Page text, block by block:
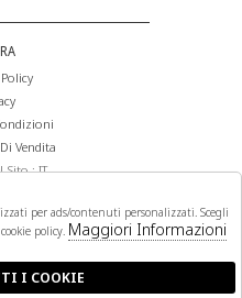
Vendita
Sito : IT
US
per ads/contenuti personalizzati. Scegli
policy. Maggiori Informazioni
I COOKIE